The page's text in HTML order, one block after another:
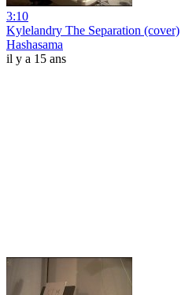
3:10
Kylelandry The Separation (cover)
Hashasama
il y a 15 ans